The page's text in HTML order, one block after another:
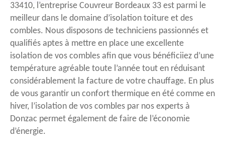
33410, l’entreprise Couvreur Bordeaux 33 est parmi le
meilleur dans le domaine d’isolation toiture et des
combles. Nous disposons de techniciens passionnés et
qualifiés aptes à mettre en place une excellente
isolation de vos combles afin que vous bénéficiiez d’une
température agréable toute l’année tout en réduisant
considérablement la facture de votre chauffage. En plus
de vous garantir un confort thermique en été comme en
hiver, l’isolation de vos combles par nos experts à
Donzac permet également de faire de l’économie
d’énergie.